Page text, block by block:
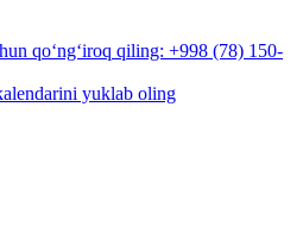
qoʻngʻiroq qiling: +998 (78) 150-
yuklab oling